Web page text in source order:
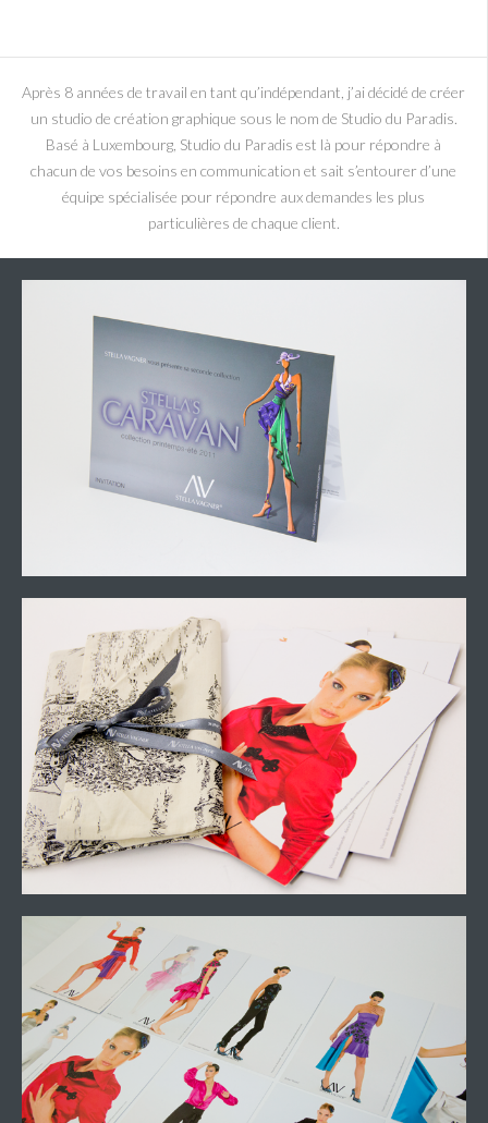
PHOTOS
Après 8 années de travail en tant qu’indépendant, j’ai décidé de créer
un studio de création graphique sous le nom de Studio du Paradis.
Basé à Luxembourg, Studio du Paradis est là pour répondre à
chacun de vos besoins en communication et sait s’entourer d’une
équipe spécialisée pour répondre aux demandes les plus
particulières de chaque client.